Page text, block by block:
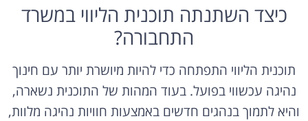
כיצד השתנתה תוכנית הליווי במשרד
התחבורה?
תוכנית הליווי התפתחה כדי להיות מיושרת יותר עם חינוך
נהיגה עכשווי בפועל. בעוד המהות של התוכנית נשארה,
והיא לתמוך בנהגים חדשים באמצעות חוויות נהיגה מלוות,